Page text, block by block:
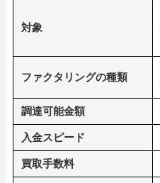
対象
ファクタリングの種類
調達可能金額
入金スピード
買取手数料